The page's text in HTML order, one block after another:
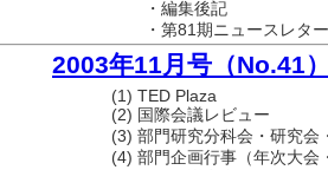
・編集後記
・第81期ニュースレタ
2003年11月号（No.41
(1) TED Plaza
(2) 国際会議レビュー
(3) 部門研究分科会・研究会
(4) 部門企画行事（年次大会